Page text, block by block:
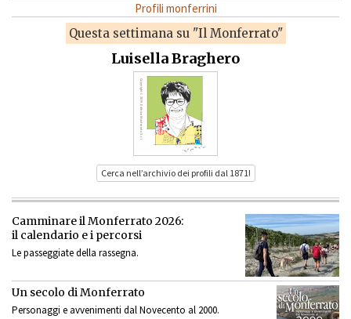
Profili monferrini
Questa settimana su "Il Monferrato"
Luisella Braghero
Cerca nell’archivio dei profili dal 1871!
Camminare il Monferrato 2026:
il calendario e i percorsi
Le passeggiate della rassegna.
Un secolo di Monferrato
Personaggi e avvenimenti dal Novecento al 2000.